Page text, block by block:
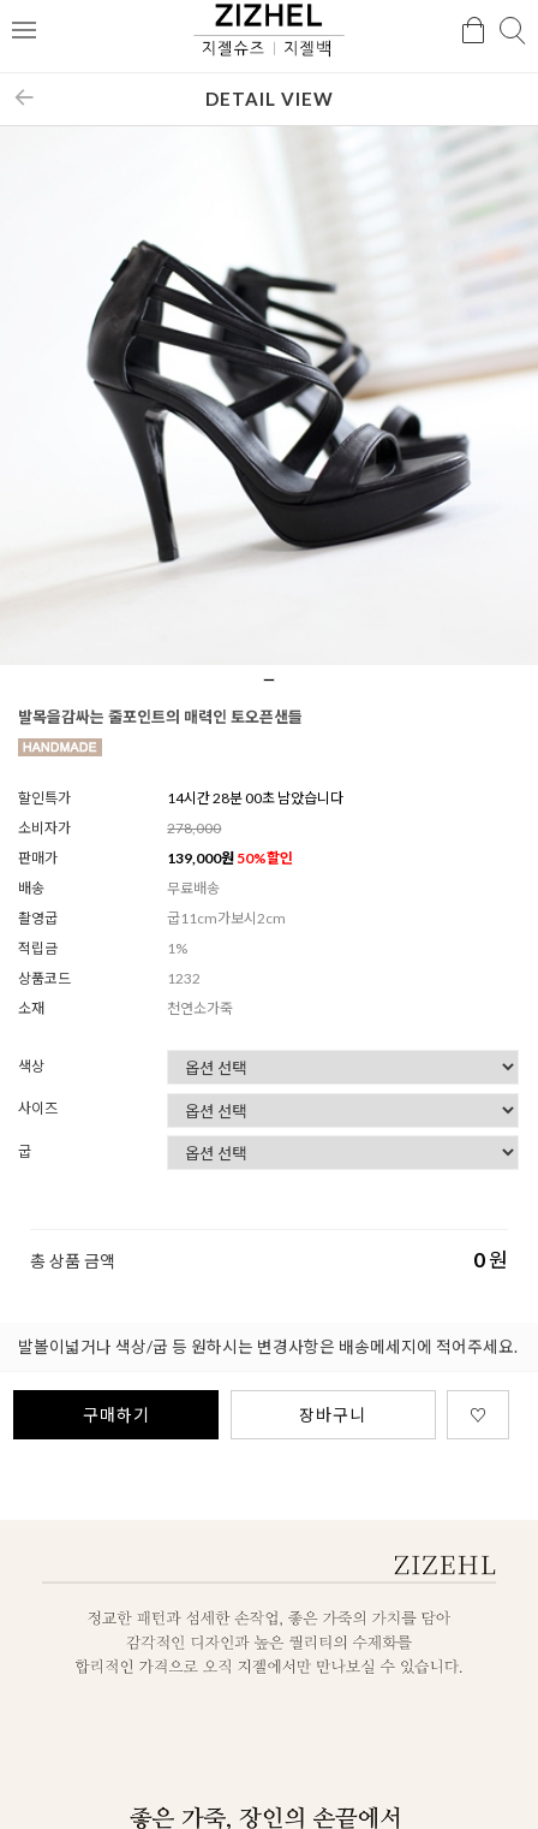
메
검
DETAIL VIEW
발목을감싸는 줄포인트의 매력인 토오픈샌들
할인특가
14시간 27분 58초 남았습니다
소비자가
278,000
판매가
139,000원 50%할인
배송
무료배송
촬영굽
굽11cm가보시2cm
적립금
1%
상품코드
1232
소재
천연소가죽
색상
사이즈
굽
총 상품 금액 0원
발볼이넓거나 색상/굽 등 원하시는 변경사항은 배송메세지에 적어주세요.
구매하기 장바구니 ♡